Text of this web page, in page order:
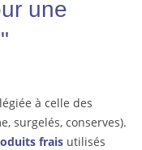
une
à celle des
surgelés, conserves).
frais utilisés